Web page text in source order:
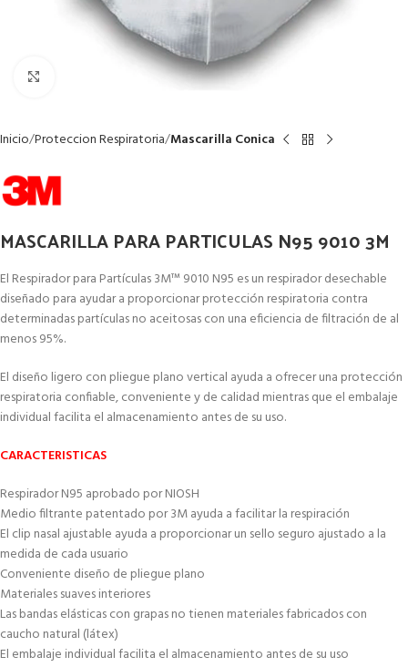
Inicio Proteccion Respiratoria Mascarilla Conica
MASCARILLA PARA PARTICULAS N95 9010 3M
El Respirador para Partículas 3M™ 9010 N95 es un respirador desechable
diseñado para ayudar a proporcionar protección respiratoria contra
determinadas partículas no aceitosas con una eficiencia de filtración de al
menos 95%.
El diseño ligero con pliegue plano vertical ayuda a ofrecer una protección
respiratoria confiable, conveniente y de calidad mientras que el embalaje
individual facilita el almacenamiento antes de su uso.
CARACTERISTICAS
Respirador N95 aprobado por NIOSH
Medio filtrante patentado por 3M ayuda a facilitar la respiración
El clip nasal ajustable ayuda a proporcionar un sello seguro ajustado a la
medida de cada usuario
Conveniente diseño de pliegue plano
Materiales suaves interiores
Las bandas elásticas con grapas no tienen materiales fabricados con
caucho natural (látex)
El embalaje individual facilita el almacenamiento antes de su uso